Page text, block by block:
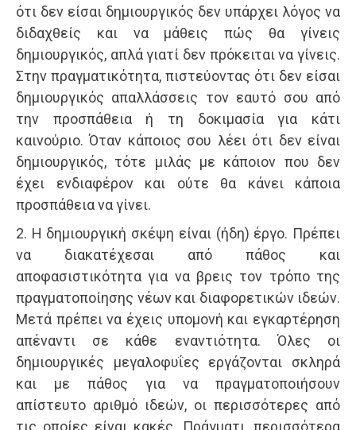
ότι δεν είσαι δημιουργικός δεν υπάρχει λόγος να
διδαχθείς και να μάθεις πώς θα γίνεις
δημιουργικός, απλά γιατί δεν πρόκειται να γίνεις.
Στην πραγματικότητα, πιστεύοντας ότι δεν είσαι
δημιουργικός απαλλάσσεις τον εαυτό σου από
την προσπάθεια ή τη δοκιμασία για κάτι
καινούριο. Όταν κάποιος σου λέει ότι δεν είναι
δημιουργικός, τότε μιλάς με κάποιον που δεν
έχει ενδιαφέρον και ούτε θα κάνει κάποια
προσπάθεια να γίνει.
2. Η δημιουργική σκέψη είναι (ήδη) έργο. Πρέπει
να διακατέχεσαι από πάθος και
αποφασιστικότητα για να βρεις τον τρόπο της
πραγματοποίησης νέων και διαφορετικών ιδεών.
Μετά πρέπει να έχεις υπομονή και εγκαρτέρηση
απέναντι σε κάθε εναντιότητα. Όλες οι
δημιουργικές μεγαλοφυΐες εργάζονται σκληρά
και με πάθος για να πραγματοποιήσουν
απίστευτο αριθμό ιδεών, οι περισσότερες από
τις οποίες είναι κακές. Πράγματι, περισσότερα